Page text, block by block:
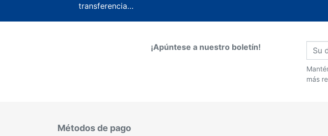
transferencia…
¡Apúntese a nuestro boletín!
más
Métodos de pago